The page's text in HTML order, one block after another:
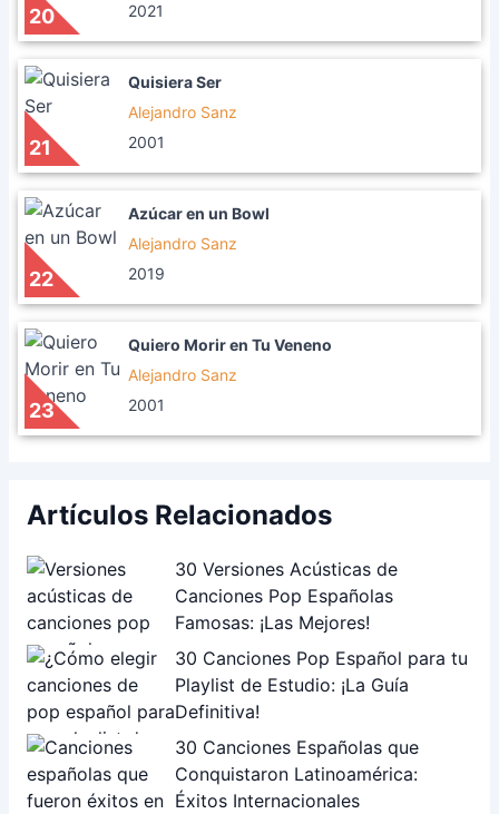
20
2021
21
Quisiera Ser
Alejandro Sanz
2001
22
Azúcar en un Bowl
Alejandro Sanz
2019
23
Quiero Morir en Tu Veneno
Alejandro Sanz
2001
Artículos Relacionados
30 Versiones Acústicas de
Canciones Pop Españolas
Famosas: ¡Las Mejores!
30 Canciones Pop Español para tu
Playlist de Estudio: ¡La Guía
Definitiva!
30 Canciones Españolas que
Conquistaron Latinoamérica:
Éxitos Internacionales